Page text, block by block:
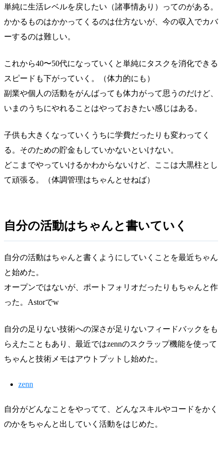
単純に生活レベルを戻したい（諸事情あり）ってのがある。
かかるものはかかってくるのは仕方ないが、今の収入でカバ
ーするのは難しい。
これから40〜50代になっていくと単純にタスクを消化できる
スピードも下がっていく。（体力的にも）
副業や個人の活動をがんばっても体力がって思うのだけど、
いまのうちにやれることはやっておきたい感じはある。
子供も大きくなっていくうちに学費だったりも変わってく
る。そのための貯金もしていかないといけない。
どこまでやっていけるかわからないけど、ここは大黒柱とし
て頑張る。（体調管理はちゃんとせねば）
自分の活動はちゃんと書いていく
自分の活動はちゃんと書くようにしていくことを最近ちゃん
と始めた。
オープンではないが、ポートフォリオだったりもちゃんと作
った。Astorでw
自分の足りない技術への深さが足りないフィードバックをも
らえたこともあり、最近ではzennのスクラップ機能を使って
ちゃんと技術メモはアウトプットし始めた。
zenn
自分がどんなことをやってて、どんなスキルやコードをかく
のかをちゃんと出していく活動をはじめた。